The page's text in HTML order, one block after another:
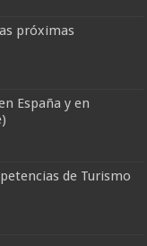
próximas
España y en
de Turismo